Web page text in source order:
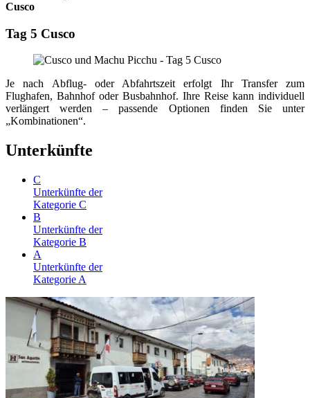
Cusco
Tag 5 Cusco
Je nach Abflug- oder Abfahrtszeit erfolgt Ihr Transfer zum
Flughafen, Bahnhof oder Busbahnhof. Ihre Reise kann individuell
verlängert werden – passende Optionen finden Sie unter
„Kombinationen“.
Unterkünfte
C
Unterkünfte der
Kategorie C
B
Unterkünfte der
Kategorie B
A
Unterkünfte der
Kategorie A